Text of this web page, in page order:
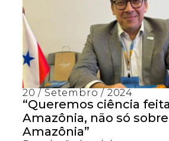
20 / Setembro / 2024
“Queremos ciência
Amazônia, não só sobre
Amazônia”